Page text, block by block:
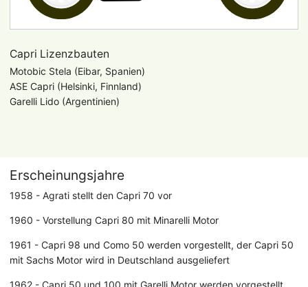
Capri Lizenzbauten
Motobic Stela (Eibar, Spanien)
ASE Capri (Helsinki, Finnland)
Garelli Lido (Argentinien)
Erscheinungsjahre
1958 - Agrati stellt den Capri 70 vor
1960 - Vorstellung Capri 80 mit Minarelli Motor
1961 - Capri 98 und Como 50 werden vorgestellt, der Capri 50
mit Sachs Motor wird in Deutschland ausgeliefert